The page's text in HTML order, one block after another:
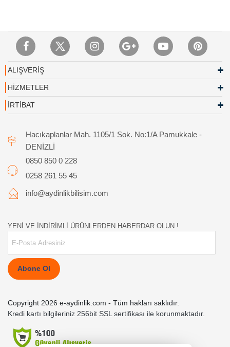
ALIŞVERİŞ
HİZMETLER
İRTİBAT
Hacıkaplanlar Mah. 1105/1 Sok. No:1/A Pamukkale -
DENİZLİ
0850 850 0 228
0258 261 55 45
info@aydinlikbilisim.com
YENİ VE İNDİRİMLİ ÜRÜNLERDEN HABERDAR OLUN !
Abone Ol
Copyright 2026 e-aydinlik.com - Tüm hakları saklıdır.
Kredi kartı bilgileriniz 256bit SSL sertifikası ile korunmaktadır.